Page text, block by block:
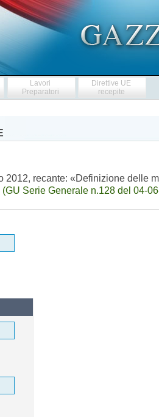
Lavori
Preparatori
Direttive UE
recepite
2012, recante: «Definizione delle
(GU Serie Generale n.128 del 04-